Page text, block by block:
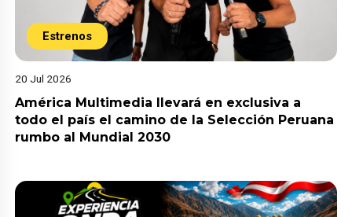
Estrenos
20 Jul 2026
América Multimedia llevará en exclusiva a
todo el país el camino de la Selección Peruana
rumbo al Mundial 2030